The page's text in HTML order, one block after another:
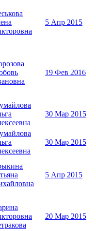
5 Апр 2015
19 Фев 2016
30 Мар 2015
30 Мар 2015
5 Апр 2015
20 Мар 2015